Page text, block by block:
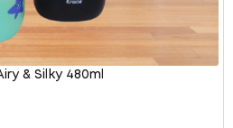
DỤNG:
gội ra tay và thêm chút
& Silky 480ml